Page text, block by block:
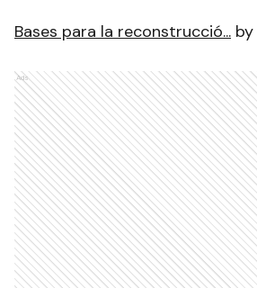
Bases para la reconstrucció... by
Ads